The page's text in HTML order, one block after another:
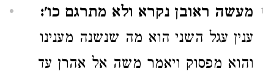
1
מעשה ראובן נקרא ולא מתרגם כו':
ענין עגל השני הוא מה שנשנה מענינו
והוא מפסוק ויאמר משה אל אהרן עד